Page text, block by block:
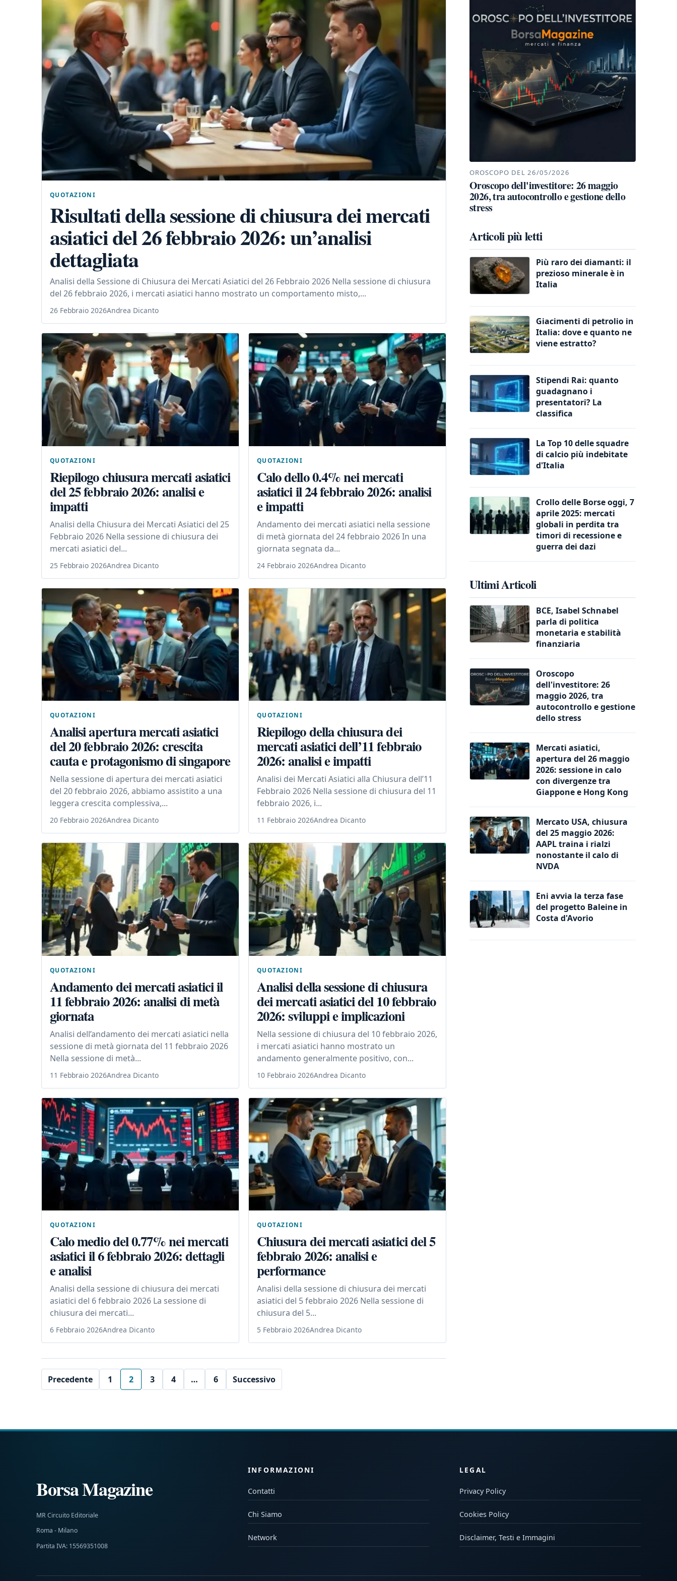
QUOTAZIONI
Risultati della sessione di chiusura dei mercati
asiatici del 26 febbraio 2026: un’analisi
dettagliata
Analisi della Sessione di Chiusura dei Mercati Asiatici del 26 Febbraio 2026 Nella sessione di chiusura
del 26 febbraio 2026, i mercati asiatici hanno mostrato un comportamento misto,...
26 Febbraio 2026Andrea Dicanto
QUOTAZIONI
Riepilogo chiusura mercati asiatici
del 25 febbraio 2026: analisi e
impatti
Analisi della Chiusura dei Mercati Asiatici del 25
Febbraio 2026 Nella sessione di chiusura dei
mercati asiatici del...
25 Febbraio 2026Andrea Dicanto
QUOTAZIONI
Calo dello 0.4% nei mercati
asiatici il 24 febbraio 2026: analisi
e impatti
Andamento dei mercati asiatici nella sessione
di metà giornata del 24 febbraio 2026 In una
giornata segnata da...
24 Febbraio 2026Andrea Dicanto
QUOTAZIONI
Analisi apertura mercati asiatici
del 20 febbraio 2026: crescita
cauta e protagonismo di singapore
Nella sessione di apertura dei mercati asiatici
del 20 febbraio 2026, abbiamo assistito a una
leggera crescita complessiva,...
20 Febbraio 2026Andrea Dicanto
QUOTAZIONI
Riepilogo della chiusura dei
mercati asiatici dell’11 febbraio
2026: analisi e impatti
Analisi dei Mercati Asiatici alla Chiusura dell’11
Febbraio 2026 Nella sessione di chiusura del 11
febbraio 2026, i...
11 Febbraio 2026Andrea Dicanto
QUOTAZIONI
Andamento dei mercati asiatici il
11 febbraio 2026: analisi di metà
giornata
Analisi dell’andamento dei mercati asiatici nella
sessione di metà giornata del 11 febbraio 2026
Nella sessione di metà...
11 Febbraio 2026Andrea Dicanto
QUOTAZIONI
Analisi della sessione di chiusura
dei mercati asiatici del 10 febbraio
2026: sviluppi e implicazioni
Nella sessione di chiusura del 10 febbraio 2026,
i mercati asiatici hanno mostrato un
andamento generalmente positivo, con...
10 Febbraio 2026Andrea Dicanto
QUOTAZIONI
Calo medio del 0.77% nei mercati
asiatici il 6 febbraio 2026: dettagli
e analisi
Analisi della sessione di chiusura dei mercati
asiatici del 6 febbraio 2026 La sessione di
chiusura dei mercati...
6 Febbraio 2026Andrea Dicanto
QUOTAZIONI
Chiusura dei mercati asiatici del 5
febbraio 2026: analisi e
performance
Analisi della sessione di chiusura dei mercati
asiatici del 5 febbraio 2026 Nella sessione di
chiusura del 5...
5 Febbraio 2026Andrea Dicanto
Precedente 1 2 3 4 … 6 Successivo
OROSCOPO DEL 26/05/2026
Oroscopo dell'investitore: 26 maggio
2026, tra autocontrollo e gestione dello
stress
Articoli più letti
Più raro dei diamanti: il
prezioso minerale è in
Italia
Giacimenti di petrolio in
Italia: dove e quanto ne
viene estratto?
Stipendi Rai: quanto
guadagnano i
presentatori? La
classifica
La Top 10 delle squadre
di calcio più indebitate
d'Italia
Crollo delle Borse oggi, 7
aprile 2025: mercati
globali in perdita tra
timori di recessione e
guerra dei dazi
Ultimi Articoli
BCE, Isabel Schnabel
parla di politica
monetaria e stabilità
finanziaria
Oroscopo
dell'investitore: 26
maggio 2026, tra
autocontrollo e gestione
dello stress
Mercati asiatici,
apertura del 26 maggio
2026: sessione in calo
con divergenze tra
Giappone e Hong Kong
Mercato USA, chiusura
del 25 maggio 2026:
AAPL traina i rialzi
nonostante il calo di
NVDA
Eni avvia la terza fase
del progetto Baleine in
Costa d'Avorio
Borsa Magazine
MR Circuito Editoriale
Roma - Milano
Partita IVA: 15569351008
INFORMAZIONI
Contatti
Chi Siamo
Network
LEGAL
Privacy Policy
Cookies Policy
Disclaimer, Testi e Immagini